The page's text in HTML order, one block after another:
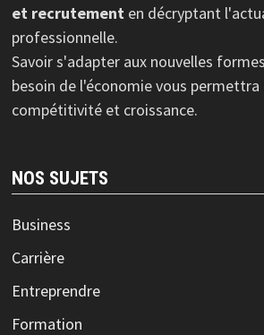
et recrutementen décryptant
professionnelle.
Savoir s'adapter aux nouvelles
besoin de l'économie vous
compétitivité et croissance.
NOS SUJETS
Business
Carrière
Entreprendre
Formation